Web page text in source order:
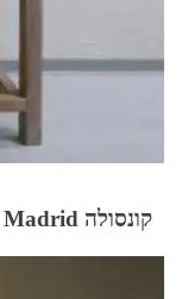
קונסולה Madrid